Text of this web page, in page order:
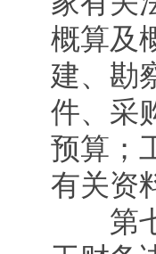
概算及
建、勘
件、采
预算；
有关资
第七